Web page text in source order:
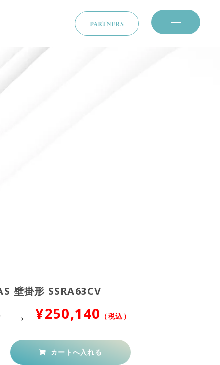
PARTNERS
メニューを開閉
壁掛形 SSRA63CV
¥250,140 （税込）